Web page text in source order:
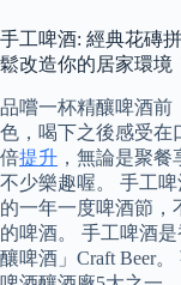
手工啤酒: 經典花磚
鬆改造你的居家環境
品嚐一杯精釀啤酒前
色，喝下之後感受在
倍提升 ，無論是聚
不少樂趣喔。 手工
的一年一度啤酒節，
的啤酒。 手工啤酒
釀啤酒」Craft Beer